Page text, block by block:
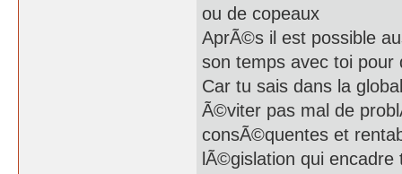
ou de copeaux
AprÃ©s il est possible
son temps avec toi pour
Car tu sais dans la
Ã©viter pas mal de
consÃ©quentes et
lÃ©gislation qui encadre